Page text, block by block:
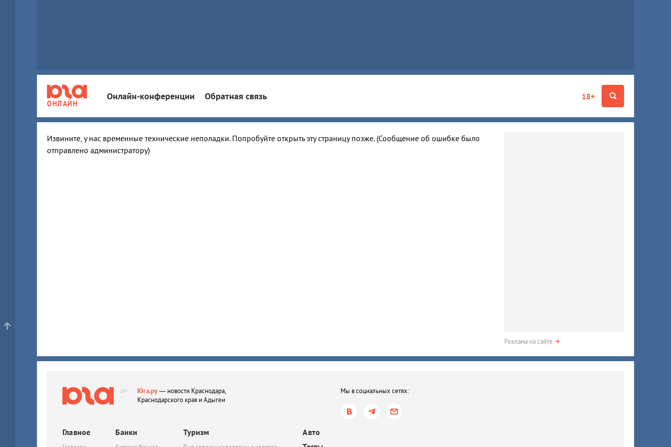
ОНЛАЙН
18+
Онлайн-конференции Обратная связь
Извините, у нас временные технические неполадки. Попробуйте открыть эту страницу позже. (Сообщение об ошибке было
отправлено администратору)
Реклама на сайте
18+ Юга.ру— новости Краснодара,
Краснодарского края и Адыгеи
Мы в социальных сетях:
Главное Банки Туризм
Авто